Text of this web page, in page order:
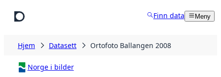
Finn data Meny
Hjem Datasett Ortofoto Ballangen 2008
Norge i bilder